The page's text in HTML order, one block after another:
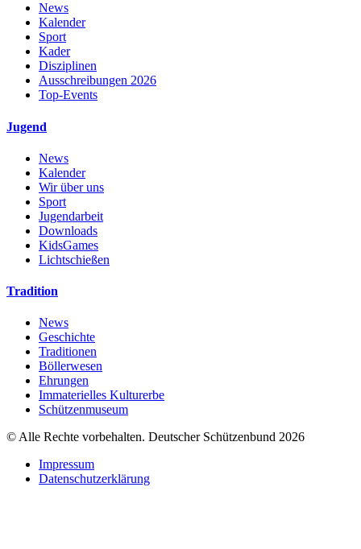
News
Kalender
Sport
Kader
Disziplinen
Ausschreibungen 2026
Top-Events
Jugend
News
Kalender
Wir über uns
Sport
Jugendarbeit
Downloads
KidsGames
Lichtschießen
Tradition
News
Geschichte
Traditionen
Böllerwesen
Ehrungen
Immaterielles Kulturerbe
Schützenmuseum
© Alle Rechte vorbehalten. Deutscher Schützenbund 2026
Impressum
Datenschutzerklärung